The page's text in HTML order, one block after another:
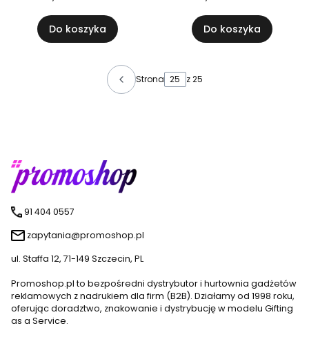
Do koszyka Do koszyka
Strona z 25
91 404 0557
zapytania@promoshop.pl
ul. Staffa 12, 71-149 Szczecin, PL
Promoshop.pl to bezpośredni dystrybutor i hurtownia gadżetów
reklamowych z nadrukiem dla firm (B2B). Działamy od 1998 roku,
oferując doradztwo, znakowanie i dystrybucję w modelu Gifting
as a Service.